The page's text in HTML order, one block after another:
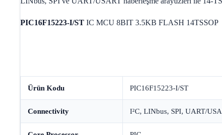
PIC16F15223-I/ST IC MCU 8BIT 3.5KB FLASH 14TSSOP
Ürün Kodu PIC16F15223-I/ST
Connectivity I²C, LINbus, SPI, UART/